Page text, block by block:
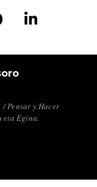
Pensar y Hacer
eta Egina.